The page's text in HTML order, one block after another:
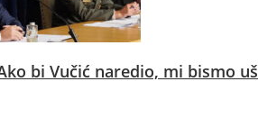
bi Vučić naredio, mi bismo